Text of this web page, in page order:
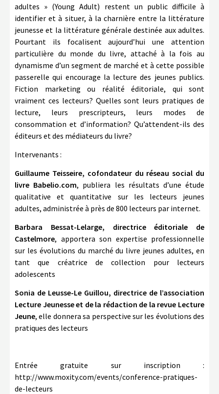
adultes » (Young Adult) restent un public difficile à
identifier et à situer, à la charnière entre la littérature
jeunesse et la littérature générale destinée aux adultes.
Pourtant ils focalisent aujourd’hui une attention
particulière du monde du livre, attaché à la fois au
dynamisme d’un segment de marché et à cette possible
passerelle qui encourage la lecture des jeunes publics.
Fiction marketing ou réalité éditoriale, qui sont
vraiment ces lecteurs? Quelles sont leurs pratiques de
lecture, leurs prescripteurs, leurs modes de
consommation et d’information? Qu’attendent-ils des
éditeurs et des médiateurs du livre?
Intervenants :
Guillaume Teisseire, cofondateur du réseau social du
livre Babelio.com, publiera les résultats d’une étude
qualitative et quantitative sur les lecteurs jeunes
adultes, administrée à près de 800 lecteurs par internet.
Barbara Bessat-Lelarge, directrice éditoriale de
Castelmore, apportera son expertise professionnelle
sur les évolutions du marché du livre jeunes adultes, en
tant que créatrice de collection pour lecteurs
adolescents
Sonia de Leusse-Le Guillou, directrice de l’association
Lecture Jeunesse et de la rédaction de la revue Lecture
Jeune, elle donnera sa perspective sur les évolutions des
pratiques des lecteurs
Entrée gratuite sur inscription :
http://www.moxity.com/events/conference-pratiques-
de-lecteurs